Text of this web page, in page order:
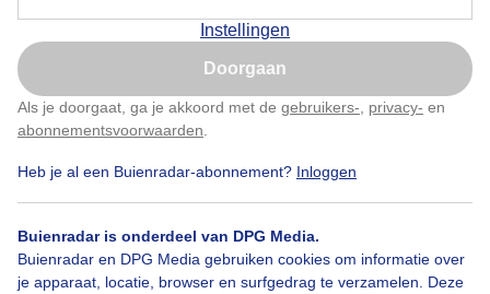
Instellingen
Doorgaan
Als je doorgaat, ga je akkoord met de gebruikers- privacy- en
abonnementsvoorwaarden
Heb je al een Buienradar-abonnement? Inloggen
Buienradar is onderdeel van DPG Media.
Buienradar en DPG Media gebruiken cookies om informatie over
je apparaat, locatie, browser en surfgedrag te verzamelen. Deze
Wilhelminadorp Zeeland Strakblauwe lucht
vanmorgen met een fris windje.
Door: Geeske Harkema Gemaakt: 14-08-2025, 193x bekeken
2
Nu niet, misschien later
Klik hierom dit aan te passen